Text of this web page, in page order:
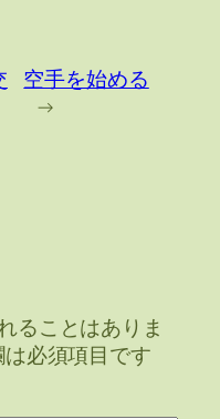
空手を始める
→
ることはありま
必須項目です